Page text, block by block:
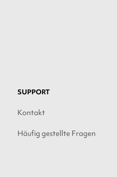
SUPPORT
Kontakt
Häufig gestellte Fragen